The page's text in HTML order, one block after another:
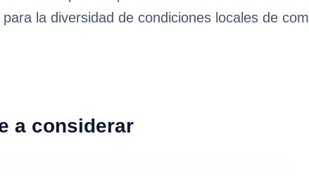
la diversidad de condiciones locales de
a considerar